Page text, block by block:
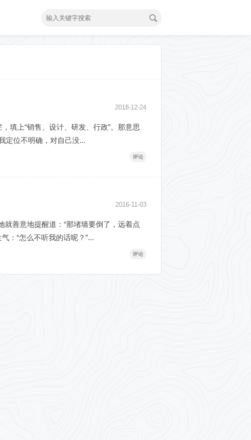
2018-12-24
填上“销售、设计、研发、行政”。那意思
定位不明确，对自己没...
评论
2016-11-03
善意地提醒道：“那堵墙要倒了，远着点
：“怎么不听我的话呢？”...
评论